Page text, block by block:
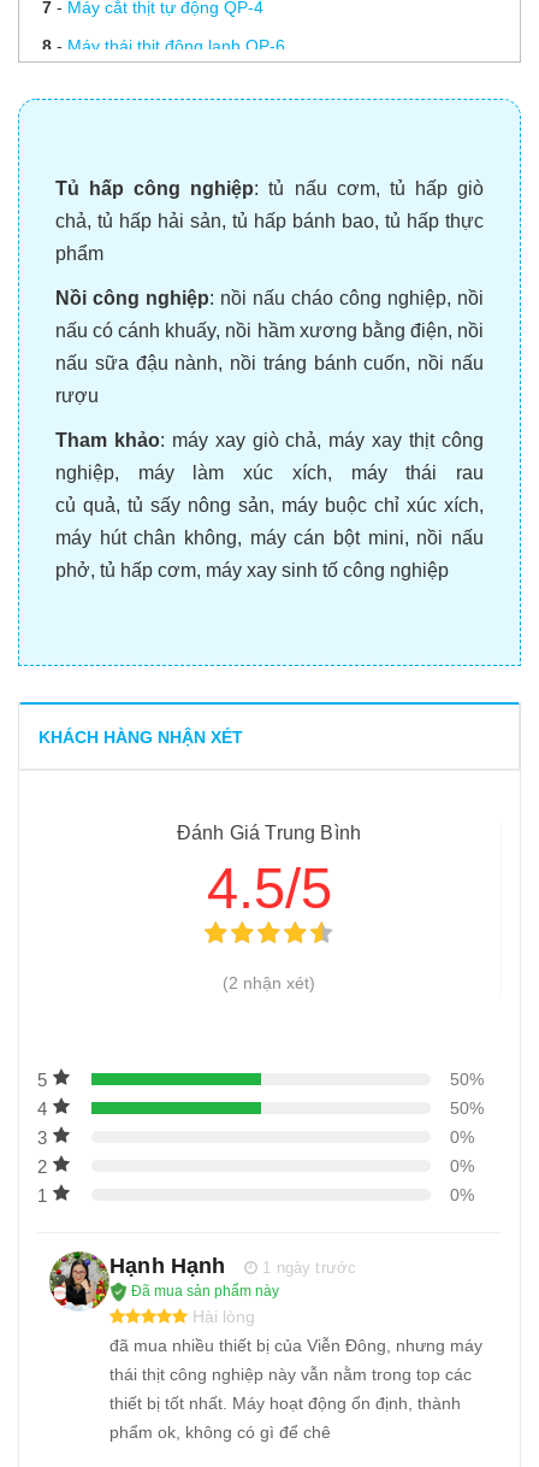
7- Máy cắt thịt tự động QP-4
8- Máy thái thịt đông lạnh QP-6
11-Bảo hành và sửa chữa máy thái thịt Viễn Đông
Tủ hấp công nghiệp:tủ nấu cơm, tủ hấp giò
chả, tủ hấp hải sản, tủ hấp bánh bao, tủ hấp thực
phẩm
Nồi công nghiệp: nồi nấu cháo công nghiệp, nồi
nấu có cánh khuấy, nồi hầm xương bằng điện, nồi
nấu sữa đậu nành, nồi tráng bánh cuốn, nồi nấu
rượu
Tham khảo: máy xay giò chả, máy xay thịt công
nghiệp, máy làm xúc xích, máy thái rau
củ quả, tủ sấy nông sản, máy buộc chỉ xúc xích,
máy hút chân không, máy cán bột mini, nồi nấu
phở, tủ hấp cơm, máy xay sinh tố công nghiệp
KHÁCH HÀNG NHẬN XÉT
Đánh Giá Trung Bình
4.5/5
(2 nhận xét)
5 50%
4 50%
3 0%
2 0%
1 0%
Hạnh Hạnh
1 ngày trước
Đã mua sản phẩm này
Hài lòng
đã mua nhiều thiết bị của Viễn Đông, nhưng máy
thái thịt công nghiệp này vẫn nằm trong top các
thiết bị tốt nhất. Máy hoạt động ổn định, thành
phẩm ok, không có gì để chê